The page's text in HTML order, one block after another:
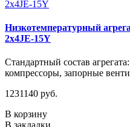
Низкотемпературный
2х4JE-15Y
Стандартный состав
компрессоры, запорные
1231140 руб.
В корзину